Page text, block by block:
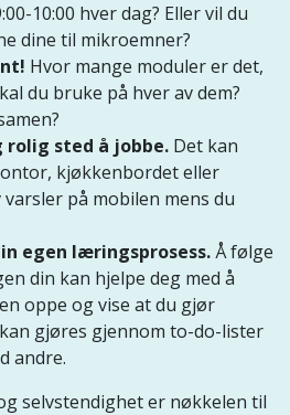
10:00 hver dag? Eller vil du
dine til mikroemner?
Hvor mange moduler er det,
du bruke på hver av dem?
rolig sted å jobbe. Det kan
kjøkkenbordet eller
på mobilen mens du
egen læringsprosess.Åfølge
din kan hjelpe deg med å
oppe og vise at du gjør
gjøres gjennom to-do-lister
andre.
selvstendighet er nøkkelen til